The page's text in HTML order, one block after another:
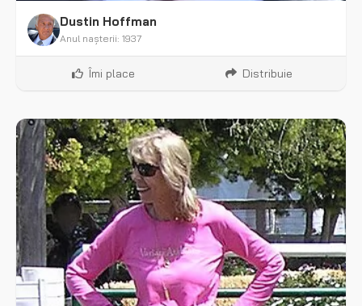
Dustin Hoffman
Anul nașterii: 1937
Îmi place Distribuie